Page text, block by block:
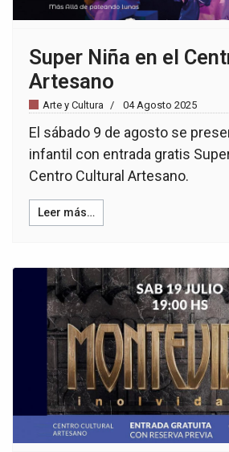
Super Niña en el
Artesano
Arte y Cultura 04 Agosto 2025
El sábado 9 de agosto se
infantil con entrada gratis
Centro Cultural Artesano.
Leer más…